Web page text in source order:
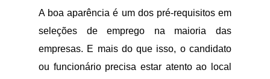
A boa aparência é um dos pré-requisitos em
seleções de emprego na maioria das
empresas. E mais do que isso, o candidato
ou funcionário precisa estar atento ao local